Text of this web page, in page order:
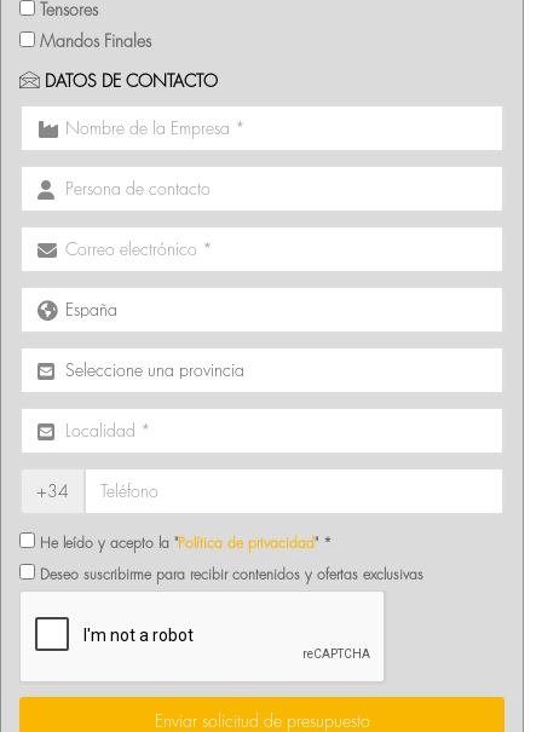
Tensores
Mandos Finales
DATOS DE CONTACTO
+34
He leído y acepto la "Política de privacidad" *
Deseo suscribirme para recibir contenidos y ofertas exclusivas
Enviar solicitud de presupuesto